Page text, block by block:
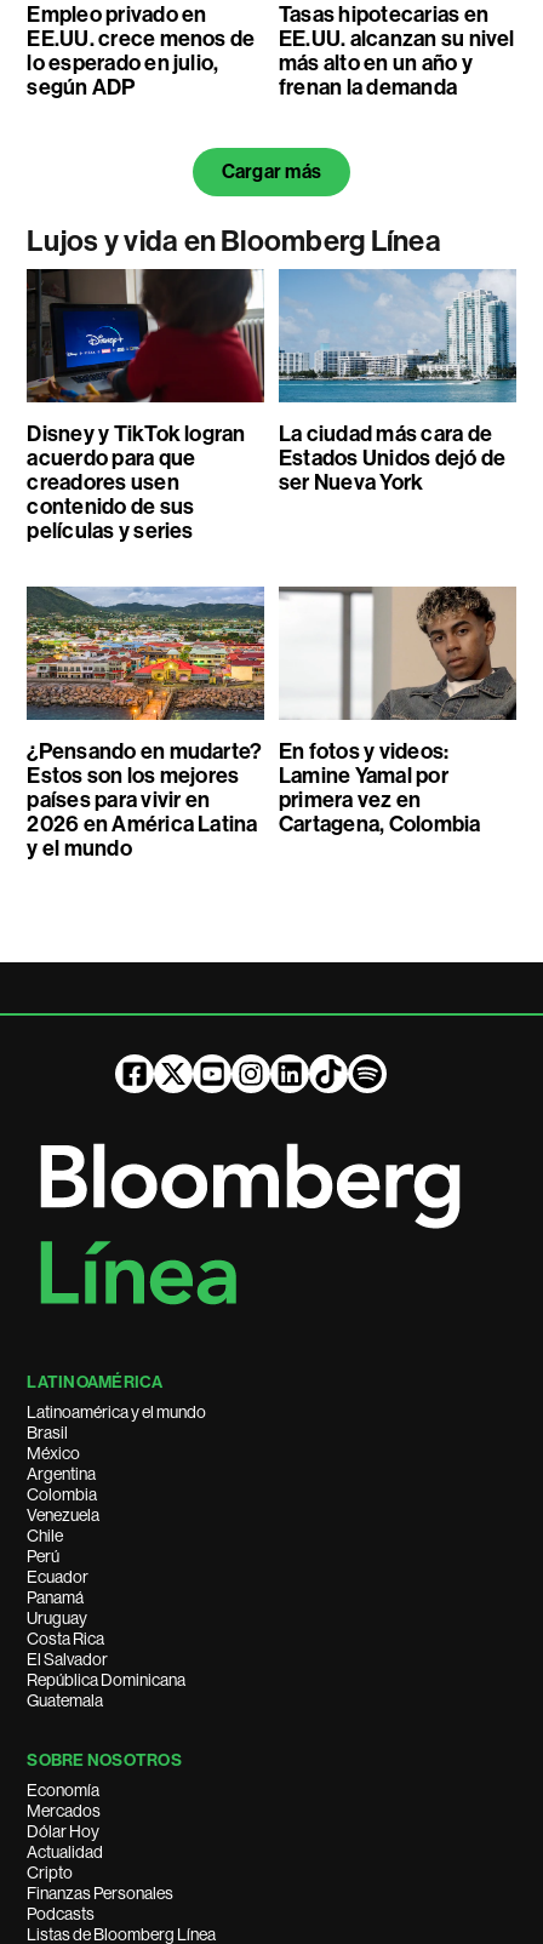
Empleo privado en
EE.UU. crece menos de
lo esperado en julio,
según ADP
Tasas hipotecarias en
EE.UU. alcanzan su nivel
más alto en un año y
frenan la demanda
Cargar más
Lujos y vida en Bloomberg Línea
Disney y TikTok logran
acuerdo para que
creadores usen
contenido de sus
películas y series
La ciudad más cara de
Estados Unidos dejó de
ser Nueva York
¿Pensando en mudarte?
Estos son los mejores
países para vivir en
2026 en América Latina
y el mundo
En fotos y videos:
Lamine Yamal por
primera vez en
Cartagena, Colombia
LATINOAMÉRICA
Latinoamérica y el mundo
Brasil
México
Argentina
Colombia
Venezuela
Chile
Perú
Ecuador
Panamá
Uruguay
Costa Rica
El Salvador
República Dominicana
Guatemala
SOBRE NOSOTROS
Economía
Mercados
Dólar Hoy
Actualidad
Cripto
Finanzas Personales
Podcasts
Listas de Bloomberg Línea